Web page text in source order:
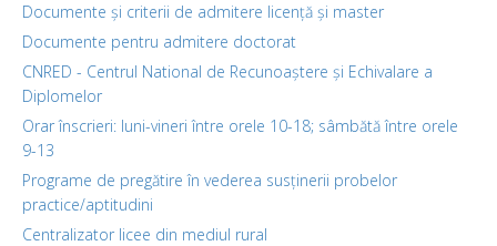
Documente și criterii de admitere licență și master
Documente pentru admitere doctorat
CNRED - Centrul National de Recunoaștere și Echivalare a
Diplomelor
Orar înscrieri: luni-vineri între orele 10-18; sâmbătă între orele
9-13
Programe de pregătire în vederea susținerii probelor
practice/aptitudini
Centralizator licee din mediul rural